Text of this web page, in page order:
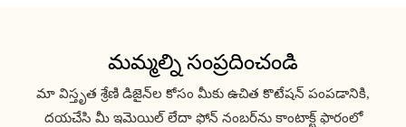
మమ్మల్ని సంప్రదించండి
మా విస్తృత శ్రేణి డిజైన్‌ల కోసం మీకు ఉచిత కొటేషన్ పంపడానికి,
దయచేసి మీ ఇమెయిల్ లేదా ఫోన్ నంబర్‌ను కాంటాక్ట్ ఫారంలో